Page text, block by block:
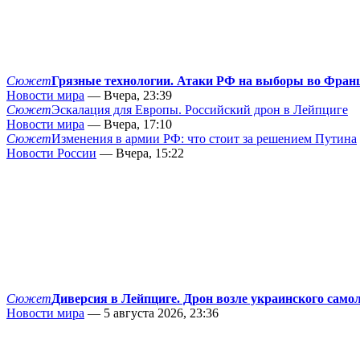
СюжетГрязные технологии. Атаки РФ на выборы во
Новости мира — Вчера, 23:39
СюжетЭскалация для Европы. Российский дрон в Лейпциге
Новости мира — Вчера, 17:10
СюжетИзменения в армии РФ: что стоит за решением Путина
Новости России — Вчера, 15:22
СюжетДиверсия в Лейпциге. Дрон возле украинского
Новости мира — 5 августа 2026, 23:36